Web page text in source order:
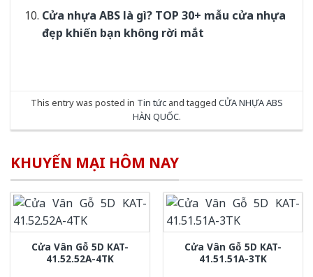
Cửa nhựa ABS là gì? TOP 30+ mẫu cửa nhựa
đẹp khiến bạn không rời mắt
This entry was posted in Tin tứcand tagged CỬA NHỰA ABS
HÀN QUỐC.
KHUYẾN MẠI HÔM NAY
Cửa Vân Gỗ 5D KAT-
41.52.52A-4TK
Cửa Vân Gỗ 5D KAT-
41.51.51A-3TK